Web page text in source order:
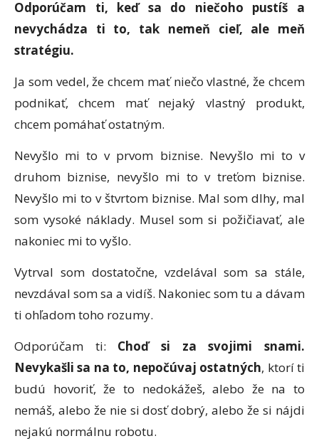
Odporúčam ti, keď sa do niečoho pustíš a
nevychádza ti to, tak nemeň cieľ, ale meň
stratégiu.
Ja som vedel, že chcem mať niečo vlastné, že chcem
podnikať, chcem mať nejaký vlastný produkt,
chcem pomáhať ostatným.
Nevyšlo mi to v prvom biznise. Nevyšlo mi to v
druhom biznise, nevyšlo mi to v treťom biznise.
Nevyšlo mi to v štvrtom biznise. Mal som dlhy, mal
som vysoké náklady. Musel som si požičiavať, ale
nakoniec mi to vyšlo.
Vytrval som dostatočne, vzdelával som sa stále,
nevzdával som sa a vidíš. Nakoniec som tu a dávam
ti ohľadom toho rozumy.
Odporúčam ti: Choď si za svojimi snami.
Nevykašli sa na to, nepočúvaj ostatných, ktorí ti
budú hovoriť, že to nedokážeš, alebo že na to
nemáš, alebo že nie si dosť dobrý, alebo že si nájdi
nejakú normálnu robotu.